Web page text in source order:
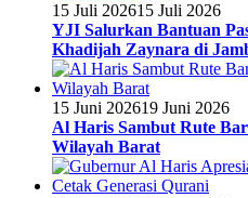
15 Juli 202615 Juli 2026
YJI Salurkan Bantuan
Khadijah Zaynara di
15 Juni 202619 Juni 2026
Al Haris Sambut Rute
Wilayah Barat